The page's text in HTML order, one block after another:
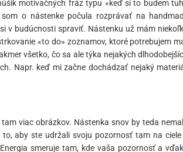
motivačných fráz typu «keď si to budem
o nástenke počula rozprávať na
v budúcnosti spraviť. Nástenku už mám
«to do» zoznamov, ktoré potrebujem
všetko, čo sa ale týka nejakých
Napr. keď mi začne dochádzať nejaký
viac obrázkov. Nástenka snov by teda
aby ste udržali svoju pozornosť tam na ciele
smeruje tam, kde vaša pozornosť a